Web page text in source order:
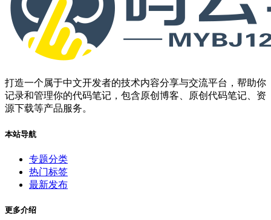
打造一个属于中文开发者的技术内容分享与交流平台，帮助你
记录和管理你的代码笔记，包含原创博客、原创代码笔记、资
源下载等产品服务。
本站导航
专题分类
热门标签
最新发布
更多介绍